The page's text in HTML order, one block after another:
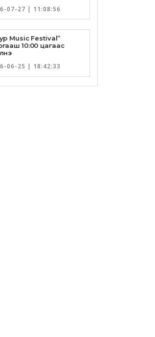
07-27 | 11:08:56
Music Festival”
10:00 цагаас
06-25 | 18:42:33